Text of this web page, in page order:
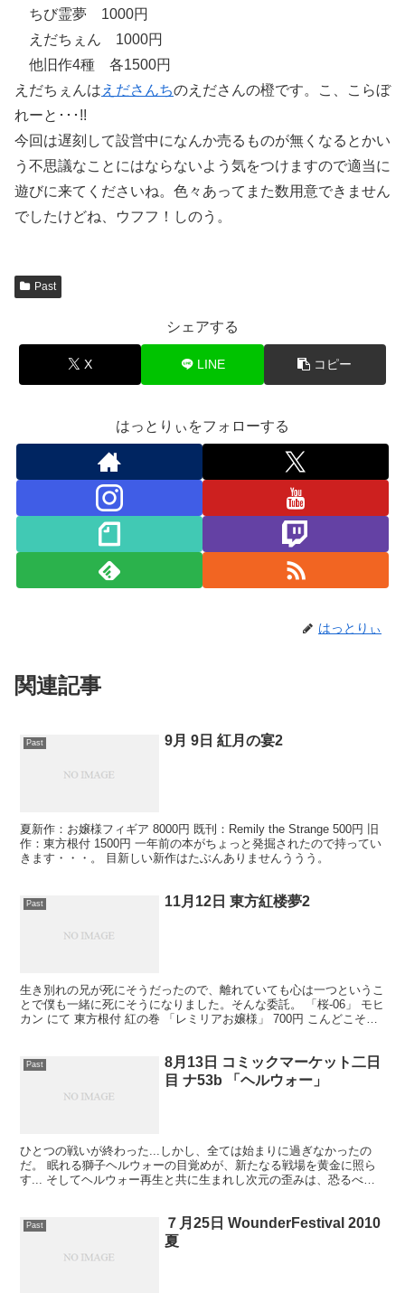
ちび霊夢 1000円
えだちぇん 1000円
他旧作4種 各1500円
えだちぇんは えださんちのえださんの橙です。こ、こらぼ
れーと･･･!!
今回は遅刻して設営中になんか売るものが無くなるとかい
う不思議なことにはならないよう気をつけますので適当に
遊びに来てくださいね。色々あってまた数用意できません
でしたけどね、ウフフ！しのう。
Past
シェアする
X LINE コピー
はっとりぃをフォローする
はっとりぃ
関連記事
Past 9月 9日 紅月の宴2
夏新作：お嬢様フィギア 8000円 既刊：Remily the Strange 500円 旧
作：東方根付 1500円 一年前の本がちょっと発掘されたので持ってい
きます・・・。 目新しい新作はたぶんありませんううう。
Past 11月12日 東方紅楼夢2
生き別れの兄が死にそうだったので、離れていても心は一つというこ
とで僕も一緒に死にそうになりました。そんな委託。 「桜-06」 モヒ
カン にて 東方根付 紅の巻 「レミリアお嬢様」 700円 こんどこそ付
Past
8月13日 コミックマーケット二日
目 ナ53b 「ヘルウォー」
ひとつの戦いが終わった...しかし、全ては始まりに過ぎなかったの
だ。 眠れる獅子ヘルウォーの目覚めが、新たなる戦場を黄金に照ら
す... そしてヘルウォー再生と共に生まれし次元の歪みは、恐るべき
Past
７月25日 WounderFestival 2010
夏